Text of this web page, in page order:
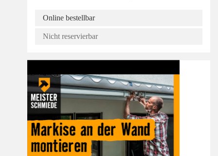
Online bestellbar
Nicht reservierbar